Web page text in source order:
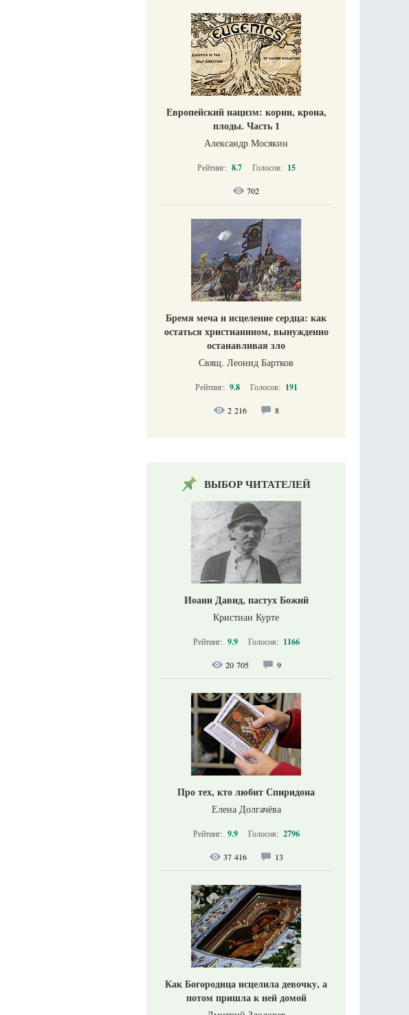
Европейский нацизм: корни, крона,
плоды. Часть 1
Александр Мосякин
Рейтинг: 8.7 Голосов: 15
702
Бремя меча и исцеление сердца: как
остаться христианином, вынужденно
останавливая зло
Свящ. Леонид Бартков
Рейтинг: 9.8 Голосов: 191
2 216 8
ВЫБОР ЧИТАТЕЛЕЙ
Иоанн Давид, пастух Божий
Кристиан Курте
Рейтинг: 9.9 Голосов: 1166
20 705 9
Про тех, кто любит Спиридона
Елена Долгачёва
Рейтинг: 9.9 Голосов: 2796
37 416 13
Как Богородица исцелила девочку, а
потом пришла к ней домой